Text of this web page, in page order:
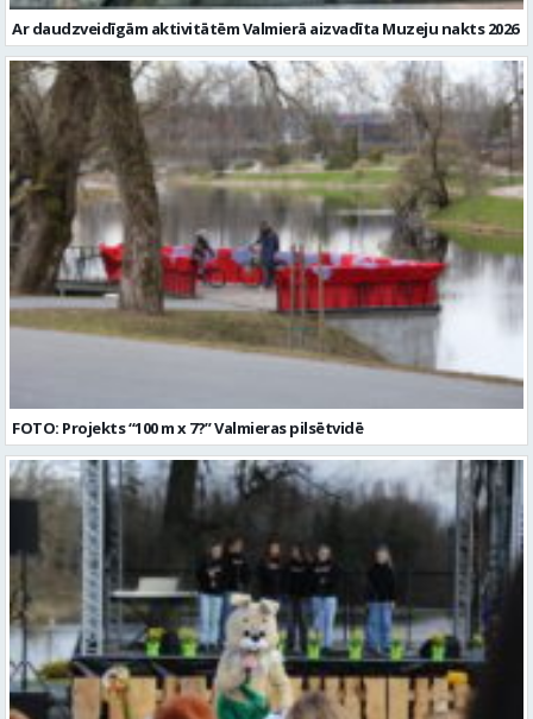
Ar daudzveidīgām aktivitātēm Valmierā aizvadīta Muzeju nakts 2026
FOTO: Projekts “100 m x 7?” Valmieras pilsētvidē